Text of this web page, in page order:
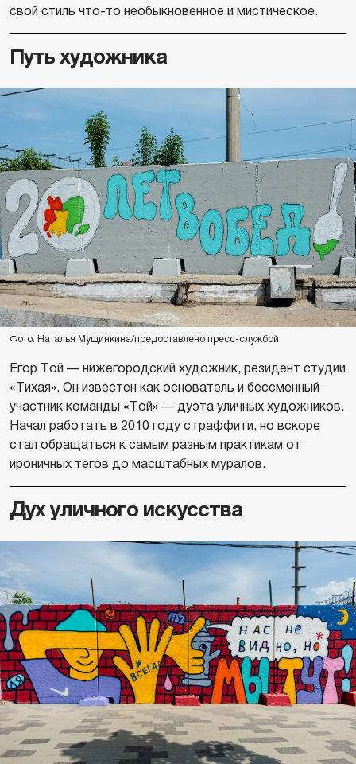
свой стиль что-то необыкновенное и мистическое.
Путь художника
Фото: Наталья Мущинкина/предоставлено пресс-службой
Егор Той — нижегородский художник, резидент студии
«Тихая». Он известен как основатель и бессменный
участник команды «Той» — дуэта уличных художников.
Начал работать в 2010 году с граффити, но вскоре
стал обращаться к самым разным практикам от
ироничных тегов до масштабных муралов.
Дух уличного искусства